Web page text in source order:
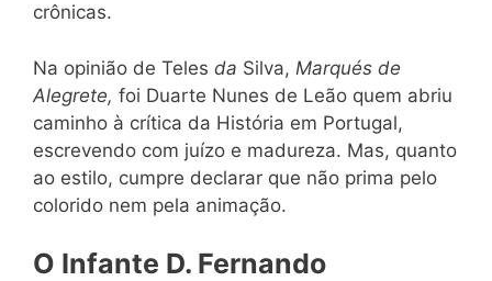
crônicas.
Na opinião de Teles da Silva, Marqués de
Alegrete, foi Duarte Nunes de Leão quem abriu
caminho à crítica da História em Portugal,
escrevendo com juízo e madureza. Mas, quanto
ao estilo, cumpre declarar que não prima pelo
colorido nem pela animação.
O Infante D. Fernando